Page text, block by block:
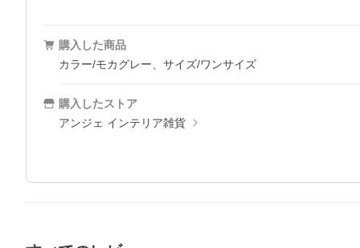
購入した商品
カラー/モカグレー、サイズ/ワンサイズ
購入したストア
アンジェ インテリア雑貨